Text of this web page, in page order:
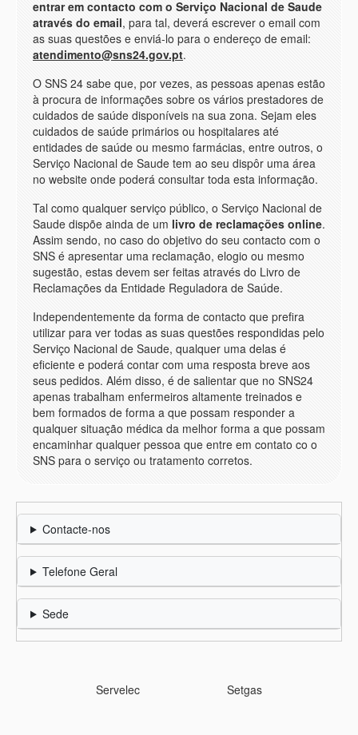
entrar em contacto com o Serviço Nacional de Saude
através do email, para tal, deverá escrever o email com
as suas questões e enviá-lo para o endereço de email:
atendimento@sns24.gov.pt.
O SNS 24 sabe que, por vezes, as pessoas apenas estão
à procura de informações sobre os vários prestadores de
cuidados de saúde disponíveis na sua zona. Sejam eles
cuidados de saúde primários ou hospitalares até
entidades de saúde ou mesmo farmácias, entre outros, o
Serviço Nacional de Saude tem ao seu dispôr uma área
no website onde poderá consultar toda esta informação.
Tal como qualquer serviço público, o Serviço Nacional de
Saude dispõe ainda de um livro de reclamações online.
Assim sendo, no caso do objetivo do seu contacto com o
SNS é apresentar uma reclamação, elogio ou mesmo
sugestão, estas devem ser feitas através do Livro de
Reclamações da Entidade Reguladora de Saúde.
Independentemente da forma de contacto que prefira
utilizar para ver todas as suas questões respondidas pelo
Serviço Nacional de Saude, qualquer uma delas é
eficiente e poderá contar com uma resposta breve aos
seus pedidos. Além disso, é de salientar que no SNS24
apenas trabalham enfermeiros altamente treinados e
bem formados de forma a que possam responder a
qualquer situação médica da melhor forma a que possam
encaminhar qualquer pessoa que entre em contato co o
SNS para o serviço ou tratamento corretos.
Contacte-nos
Telefone Geral
Sede
Servelec Setgas